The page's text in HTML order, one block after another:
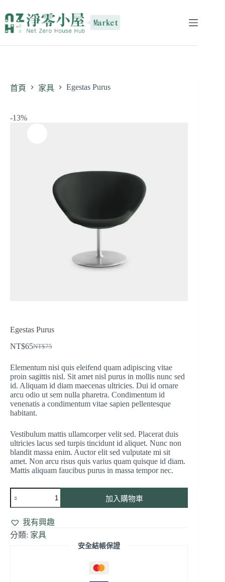
首頁 家具 Egestas Purus
-13%
Egestas Purus
NT$75
NT$65
Elementum nisi quis eleifend quam adipiscing vitae
proin sagittis nisl. Sit amet nisl purus in mollis nunc sed
id. Aliquam id diam maecenas ultricies. Dui id ornare
arcu odio ut sem nulla pharetra. Condimentum id
venenatis a condimentum vitae sapien pellentesque
habitant.
Vestibulum mattis ullamcorper velit sed. Placerat duis
ultricies lacus sed turpis tincidunt id aliquet. Nunc non
blandit massa enim. Auctor elit sed vulputate mi sit
amet. Non arcu risus quis varius quam quisque id diam.
Mattis aliquam faucibus purus in massa tempor nec.
加入購物車
我有興趣
分類: 家具
安全結帳保證